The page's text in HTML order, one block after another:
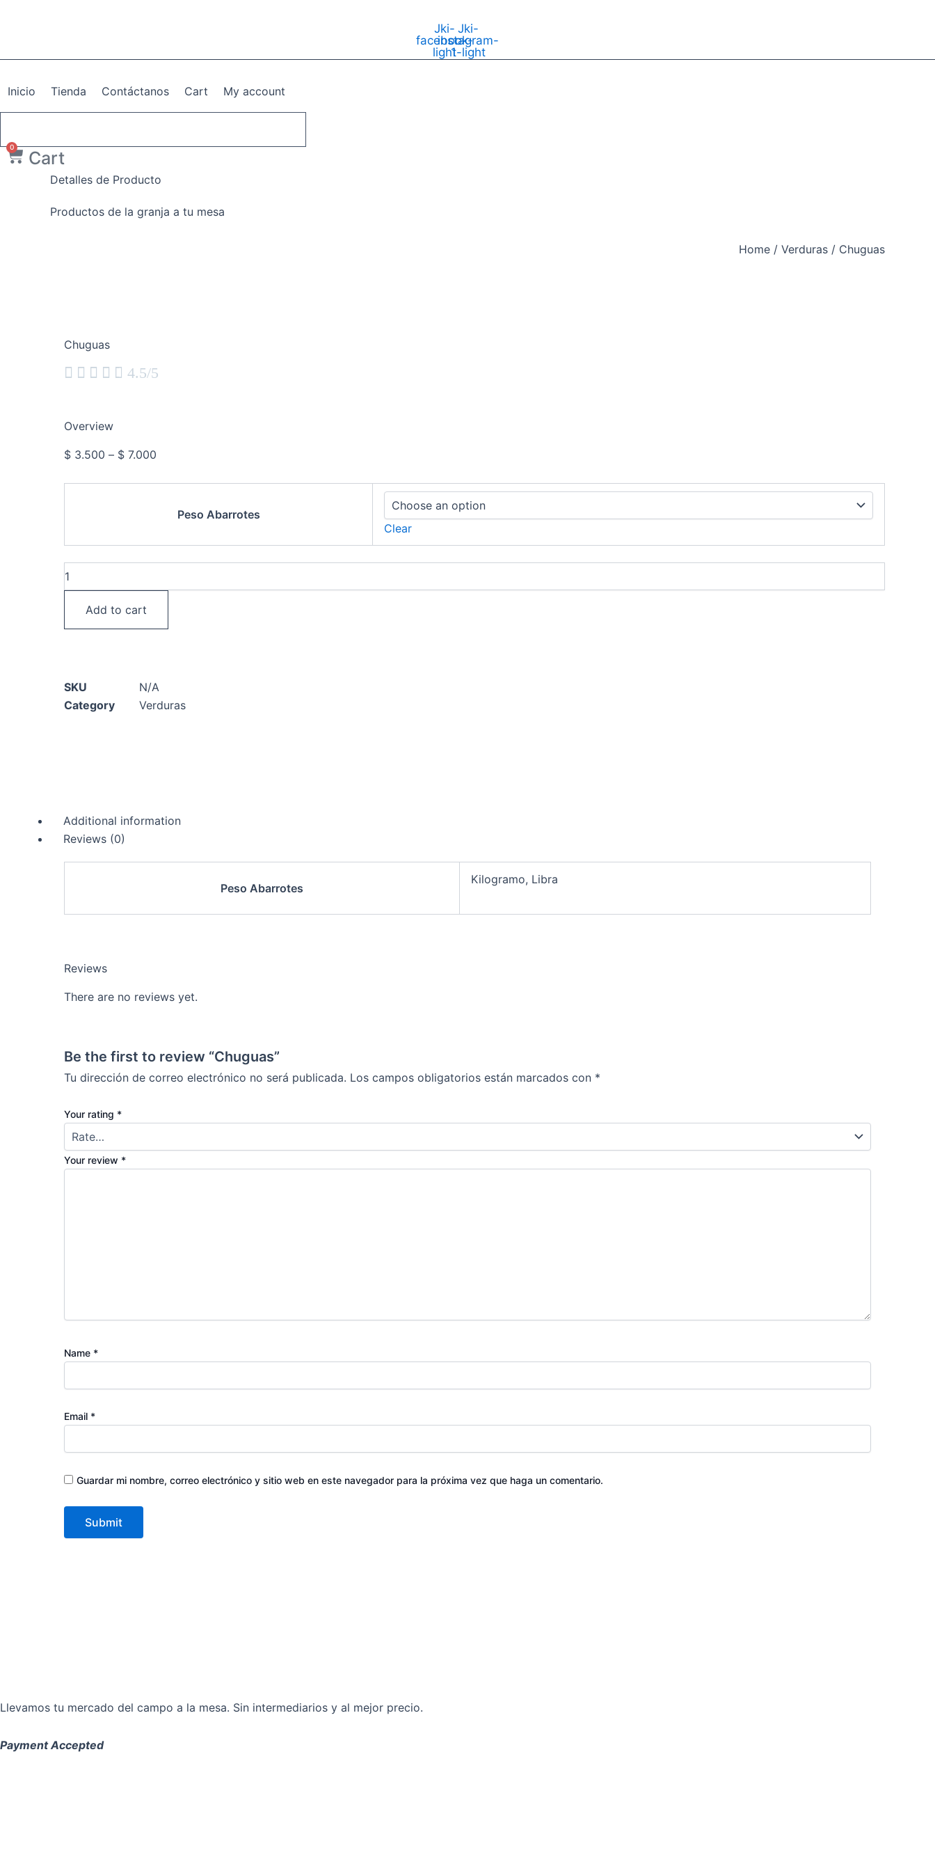
Jki-
facebook-
light
Jki-
instagram-
1-light
Inicio Tienda Contáctanos Cart My account
0
Cart
Detalles de Producto
Productos de la granja a tu mesa
Home / Verduras / Chuguas
Chuguas
     4.5/5
Overview
$ 3.500 – $ 7.000
Peso Abarrotes
Clear
Add to cart
SKU
N/A
Category
Verduras
Additional information
Reviews (0)
Peso Abarrotes
Kilogramo, Libra
Reviews
There are no reviews yet.
Be the first to review “Chuguas”
Tu dirección de correo electrónico no será publicada. Los campos obligatorios están marcados con *
Your rating *
Your review *
Name *
Email *
Guardar mi nombre, correo electrónico y sitio web en este navegador para la próxima vez que haga un comentario.
Llevamos tu mercado del campo a la mesa. Sin intermediarios y al mejor precio.
Payment Accepted